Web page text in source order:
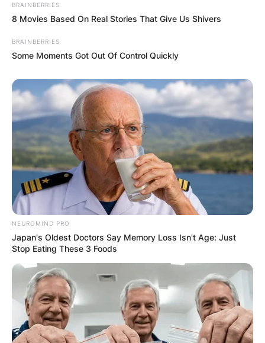
BRAINBERRIES
8 Movies Based On Real Stories That Give Us Shivers
BRAINBERRIES
Some Moments Got Out Of Control Quickly
NEUROMIND PRO
Japan's Oldest Doctors Say Memory Loss Isn't Age: Just
Stop Eating These 3 Foods